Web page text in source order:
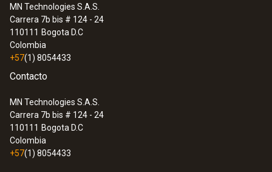
MN Technologies S.A.S.
Carrera 7b bis # 124 - 24
110111 Bogota D.C
Colombia
+57(1) 8054433
Contacto
MN Technologies S.A.S.
Carrera 7b bis # 124 - 24
110111 Bogota D.C
Colombia
+57(1) 8054433